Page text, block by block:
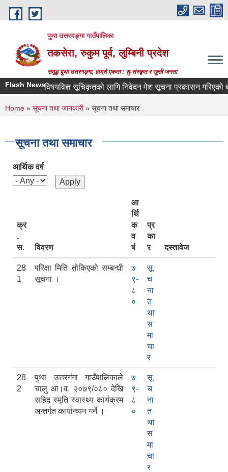
Skip to main content
पुथा उत्तरगङ्गा गाउँपालिका
तकसेरा, रुकुम पूर्व, लुम्बिनी प्रदेश
समृद्ध पुथा उत्तरगङ्गा, हाम्रो एकता : सु-संस्कृत र खुसी जनता
Flash Newsविषयविज्ञ सूचिकृतको लागि निवेदन पेश सूचना प्रकासन गरिएको बारे
You are here
Home » सूचना तथा जानकारी» सूचना तथा समाचार
सूचना तथा समाचार
आर्थिक वर्ष
क्र
.
स.
विवरण
आ
र्थि
क
व
र्ष
प्र
का
र
दस्तावेज
28
1
परिक्षा मिति तोकिएको सम्बन्धी
सूचना ।
७
९-
८
०
सू
च
ना
त
था
स
मा
चा
र
28
2
पुथा उत्तरगंगा गाउँपालिकाले
चालु आ।व. २०७९/०८० देखि
सहिद स्मृति स्वास्थ्य कार्यक्रम
अन्तर्गत कार्यान्व्यन गर्ने ।
७
९-
८
०
सू
च
ना
त
था
स
मा
चा
र